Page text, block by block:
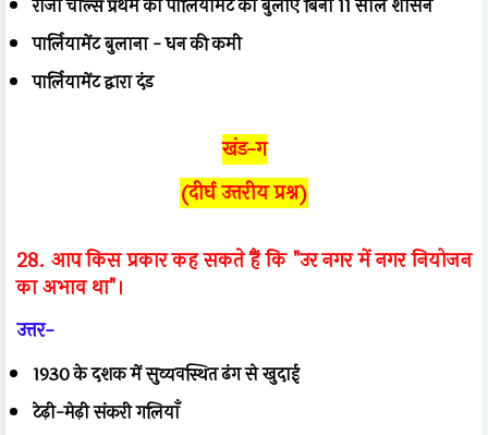
राजा चार्ल्स प्रथम का पार्लियामेंट को बुलाए बिना 11 साल शासन
पार्लियामेंट बुलाना - धन की कमी
पार्लियामेंट द्वारा दंड
खंड-ग
(दीर्घ उत्तरीय प्रश्न)
28. आप किस प्रकार कह सकते हैं कि "उर नगर में नगर नियोजन
का अभाव था"।
उत्तर-
1930 के दशक में सुव्यवस्थित ढंग से खुदाई
टेढ़ी-मेढ़ी संकरी गलियाँ